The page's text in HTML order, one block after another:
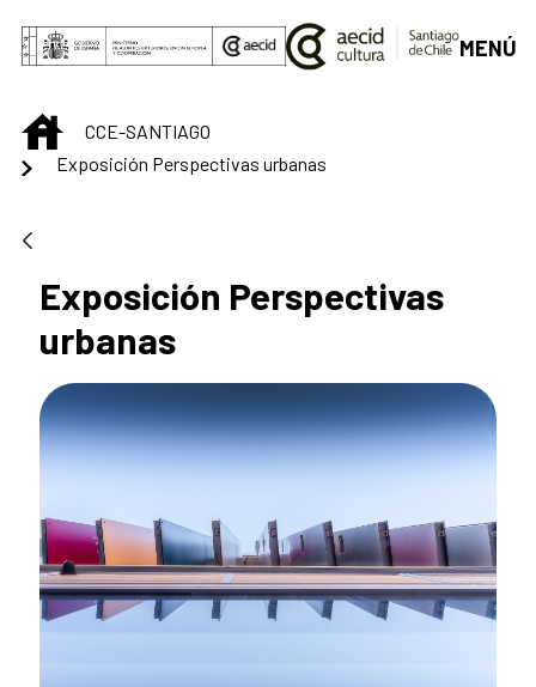
Saltar al contenido principal
MENÚ
INICIOCCE-SANTIAGO
Exposición Perspectivas urbanas
Exposición Perspectivas
urbanas